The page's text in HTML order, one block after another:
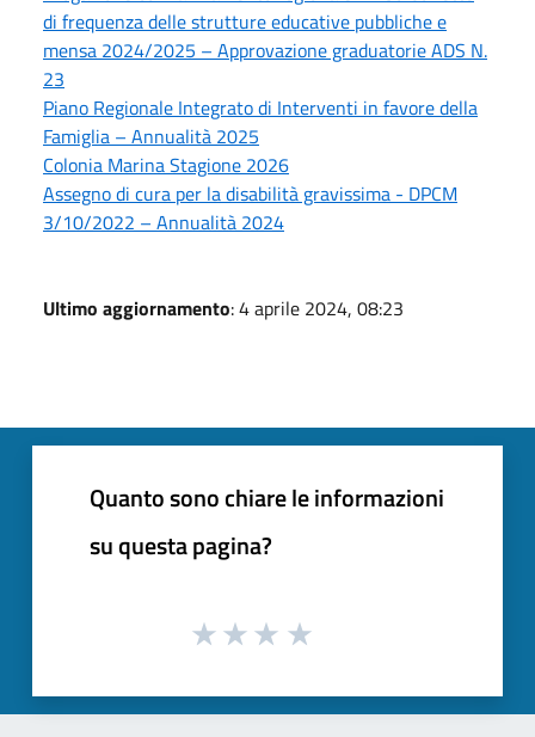
di frequenza delle strutture educative pubbliche e
mensa 2024/2025 – Approvazione graduatorie ADS N.
23
Piano Regionale Integrato di Interventi in favore della
Famiglia – Annualità 2025
Colonia Marina Stagione 2026
Assegno di cura per la disabilità gravissima - DPCM
3/10/2022 – Annualità 2024
Ultimo aggiornamento: 4 aprile 2024, 08:23
Quanto sono chiare le informazioni
su questa pagina?